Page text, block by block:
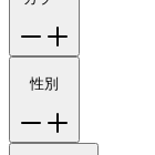
性別